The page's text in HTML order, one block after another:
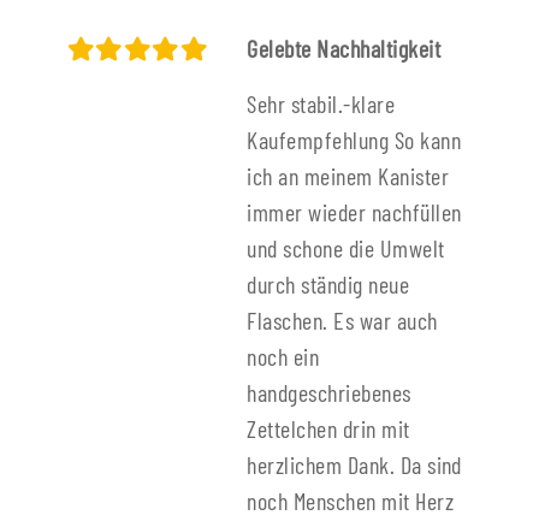
Gelebte Nachhaltigkeit
Sehr stabil.-klare
Kaufempfehlung So kann
ich an meinem Kanister
immer wieder nachfüllen
und schone die Umwelt
durch ständig neue
Flaschen. Es war auch
noch ein
handgeschriebenes
Zettelchen drin mit
herzlichem Dank. Da sind
noch Menschen mit Herz